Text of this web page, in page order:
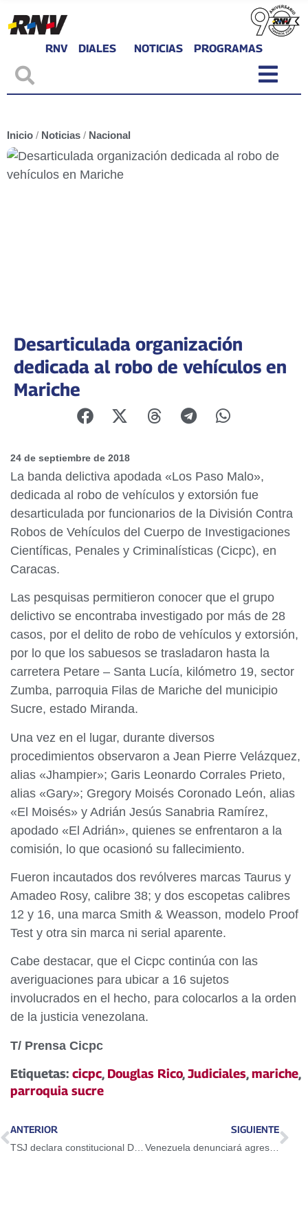
RNV DIALES NOTICIAS PROGRAMAS
Inicio / Noticias / Nacional
Desarticulada organización
dedicada al robo de vehículos en
Mariche
24 de septiembre de 2018
La banda delictiva apodada «Los Paso Malo»,
dedicada al robo de vehículos y extorsión fue
desarticulada por funcionarios de la División Contra
Robos de Vehículos del Cuerpo de Investigaciones
Científicas, Penales y Criminalísticas (Cicpc), en
Caracas.
Las pesquisas permitieron conocer que el grupo
delictivo se encontraba investigado por más de 28
casos, por el delito de robo de vehículos y extorsión,
por lo que los sabuesos se trasladaron hasta la
carretera Petare – Santa Lucía, kilómetro 19, sector
Zumba, parroquia Filas de Mariche del municipio
Sucre, estado Miranda.
Una vez en el lugar, durante diversos
procedimientos observaron a Jean Pierre Velázquez,
alias «Jhampier»; Garis Leonardo Corrales Prieto,
alias «Gary»; Gregory Moisés Coronado León, alias
«El Moisés» y Adrián Jesús Sanabria Ramírez,
apodado «El Adrián», quienes se enfrentaron a la
comisión, lo que ocasionó su fallecimiento.
Fueron incautados dos revólveres marcas Taurus y
Amadeo Rosy, calibre 38; y dos escopetas calibres
12 y 16, una marca Smith & Weasson, modelo Proof
Test y otra sin marca ni serial aparente.
Cabe destacar, que el Cicpc continúa con las
averiguaciones para ubicar a 16 sujetos
involucrados en el hecho, para colocarlos a la orden
de la justicia venezolana.
T/ Prensa Cicpc
Etiquetas: cicpc, Douglas Rico,Judiciales,mariche,
parroquia sucre
ANTERIOR
TSJ declara constitucional Decreto de Estado de Excepción y Emergencia Económica
SIGUIENTE
Venezuela denunciará agresión de EEUU en Asamblea General de la ONU